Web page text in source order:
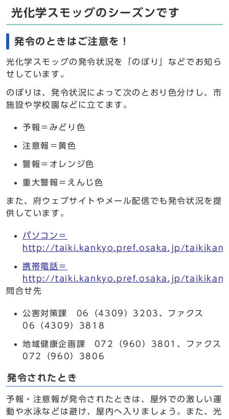
光化学スモッグのシーズンです
発令のときはご注意を！
光化学スモッグの発令状況を「のぼり」などでお知ら
せしています。
のぼりは、発令状況によって次のとおり色分けし、市
施設や学校園などに立てます。
予報＝みどり色
注意報＝黄色
警報＝オレンジ色
重大警報＝えんじ色
また、府ウェブサイトやメール配信でも発令状況を提
供しています。
パソコン＝
http://taiki.kankyo.pref.osaka.jp/
携帯電話＝
http://taiki.kankyo.pref.osaka.jp/
問合せ先
公害対策課 06（4309）3203、ファクス
06（4309）3818
地域健康企画課 072（960）3801、ファクス
072（960）3806
発令されたとき
予報・注意報が発令されたときは、屋外での激しい運
動や水泳などは避け、屋内へ入りましょう。また、光